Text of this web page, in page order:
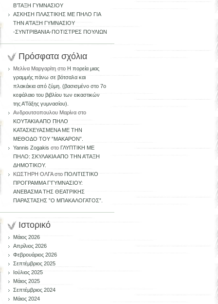
Β’ΤΑΞΗ ΓΥΜΝΑΣΙΟΥ
ΑΣΚΗΣΗ ΠΛΑΣΤΙΚΗΣ ΜΕ ΠΗΛΟ ΓΙΑ
ΤΗΝ Α’ΤΑΞΗ ΓΥΜΝΑΣΙΟΥ
-ΣΥΝΤΡΙΒΑΝΙΑ-ΠΟΤΙΣΤΡΕΣ ΠΟΥΛΙΩΝ
Πρόσφατα σχόλια
Μελίνα Μαργαρίτη στο H πορεία μιας
γραμμής πάνω σε βότσαλα και
πλακάκια από ζύμη. (βασισμένο στο 7ο
κεφάλαιο του βιβλίου των εικαστικών
της Α’Τάξης γυμνασίου).
Ανδρουτσοπουλου Μαρίνα στο
ΚΟΥΤΑΚΙΑ ΑΠΟ ΠΗΛΟ
ΚΑΤΑΣΚΕΥΑΣΜΕΝΑ ΜΕ ΤΗΝ
ΜΕΘΟΔΟ ΤΟΥ ”ΜΑΚΑΡΟΝ”.
Yannis Zogakis στο ΓΛΥΠΤΙΚΗ ΜΕ
ΠΗΛΟ: ΣΚΥΛΑΚΙΑ ΑΠΟ ΤΗΝ Α’ΤΑΞΗ
ΔΗΜΟΤΙΚΟΥ.
ΚΩΣΤΗΡΗ ΟΛΓΑστο ΠΟΛΙΤΙΣΤΙΚΟ
ΠΡΟΓΡΑΜΜΑ Γ’ΓΥΜΝΑΣΙΟΥ:
ΑΝΕΒΑΣΜΑ ΤΗΣ ΘΕΑΤΡΙΚΗΣ
ΠΑΡΑΣΤΑΣΗΣ ”Ο ΜΠΑΚΑΛΟΓΑΤΟΣ”.
Ιστορικό
Μάιος 2026
Απρίλιος 2026
Φεβρουάριος 2026
Σεπτέμβριος 2025
Ιούλιος 2025
Μάιος 2025
Σεπτέμβριος 2024
Μάιος 2024